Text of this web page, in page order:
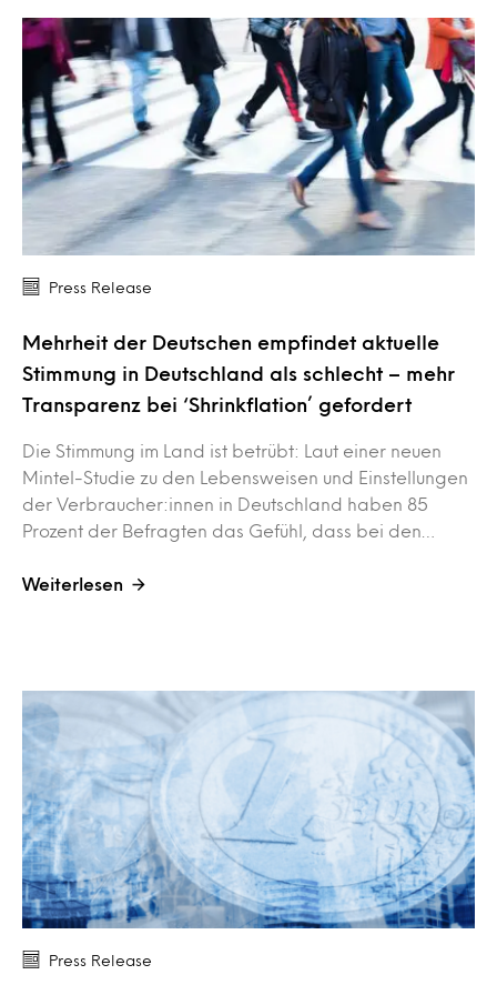
Press Release
Mehrheit der Deutschen empfindet aktuelle
Stimmung in Deutschland als schlecht – mehr
Transparenz bei ‘Shrinkflation’ gefordert
Die Stimmung im Land ist betrübt: Laut einer neuen
Mintel-Studie zu den Lebensweisen und Einstellungen
der Verbraucher:innen in Deutschland haben 85
Prozent der Befragten das Gefühl, dass bei den…
Weiterlesen
Press Release